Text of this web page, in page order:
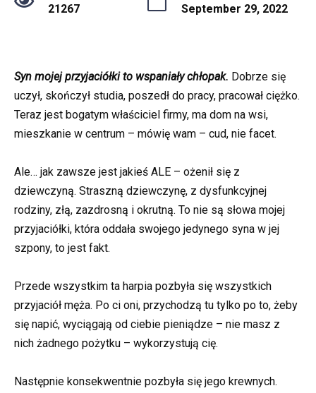
21267 September 29, 2022
Syn mojej przyjaciółki to wspaniały chłopak. Dobrze się
uczył, skończył studia, poszedł do pracy, pracował ciężko.
Teraz jest bogatym właściciel firmy, ma dom na wsi,
mieszkanie w centrum – mówię wam – cud, nie facet.
Ale… jak zawsze jest jakieś ALE – ożenił się z
dziewczyną. Straszną dziewczynę, z dysfunkcyjnej
rodziny, złą, zazdrosną i okrutną. To nie są słowa mojej
przyjaciółki, która oddała swojego jedynego syna w jej
szpony, to jest fakt.
Przede wszystkim ta harpia pozbyła się wszystkich
przyjaciół męża. Po ci oni, przychodzą tu tylko po to, żeby
się napić, wyciągają od ciebie pieniądze – nie masz z
nich żadnego pożytku – wykorzystują cię.
Następnie konsekwentnie pozbyła się jego krewnych.